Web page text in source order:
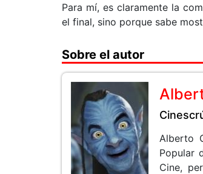
Para mí, es claramente la
el final, sino porque sabe
Sobre el autor
Alberto
Popular
Cine,